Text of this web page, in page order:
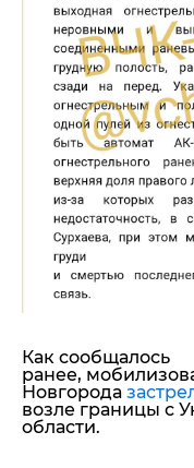
Как сообщалось
ранее,
Новгорода
возле границы с
области.